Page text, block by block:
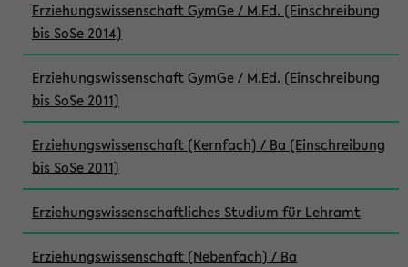
Erziehungswissenschaft GymGe / M.Ed. (Einschreibung
bis SoSe 2014)
Erziehungswissenschaft GymGe / M.Ed. (Einschreibung
bis SoSe 2011)
Erziehungswissenschaft (Kernfach) / Ba (Einschreibung
bis SoSe 2011)
Erziehungswissenschaftliches Studium für Lehramt
Erziehungswissenschaft (Nebenfach) / Ba